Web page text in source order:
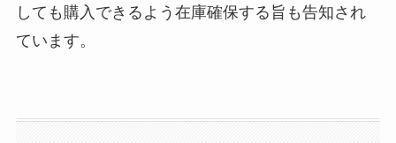
しても購入できるよう在庫確保する旨も告知され
ています。